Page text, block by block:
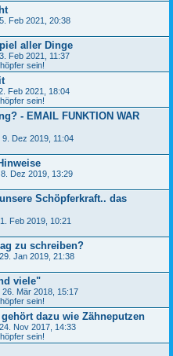
Feb 2021, 20:38
aller Dinge
Feb 2021, 11:37
sein!
Feb 2021, 18:04
sein!
- EMAIL FUNKTION WAR
9. Dez 2019, 11:04
Dez 2019, 13:29
Schöpferkraft.. das
Feb 2019, 10:21
zu schreiben?
Jan 2019, 21:38
viele"
26. Mär 2018, 15:17
sein!
dazu wie Zähneputzen
Nov 2017, 14:33
sein!